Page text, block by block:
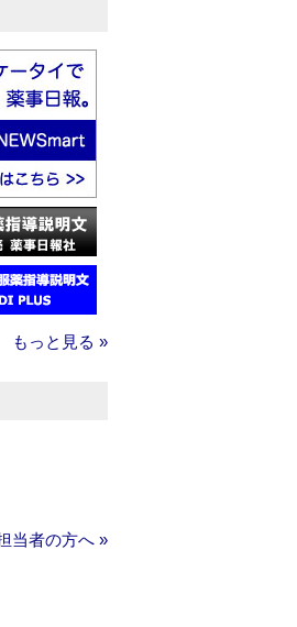
もっと見る »
当者の方へ »